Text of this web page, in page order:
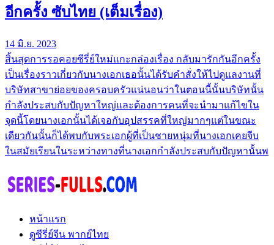
อีกครั้ง ซับไทย (เต็มเรื่อง)
14 มิ.ย. 2023
สิ้นสุดการรอคอยซีรี่ย์ใหม่แกะกล่องเรื่อง กลับมารักกันอีกครั้ง
เป็นเรื่องราวเกี่ยวกับนางเอกเธอนั้นได้รับคำสั่งให้ไปดูแลงานที่
บริษัทสาขาย่อยของครอบครัวแน่นอนว่าในตอนนี้นั้นบริษัทนั้น
กำลังประสบกับปัญหาใหญ่และต้องการคนที่จะนำมาแก้ไขใน
จุดนี้โดยนางเอกนั้นได้เจอกับอุปสรรคที่ใหญ่มากๆแต่ในขณะ
เดียวกันนั้นก็ได้พบกับพระเอกผู้ที่เป็นชายหนุ่มที่นางเอกเคยจีบ
ในสมัยเรียนในระหว่างทางที่นางเอกกำลังประสบกับปัญหานั้นพ
หน้าแรก
ดูซีรี่ย์จีน พากย์ไทย